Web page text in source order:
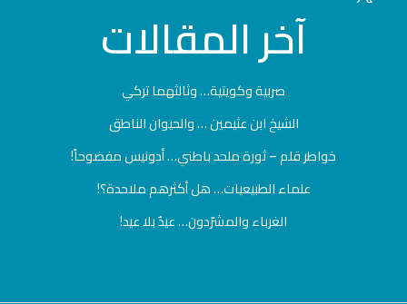
آخرالمقالات
صربية وكويتية… وثالثهما تركي
الشيخ ابن عثيمين … والحيوان الناطق
خواطر قلم – ثورة ملحد باطني… أدونيس مفضوحاً!
علماء الطبيعيات… هل أكثرهم ملاحدة؟!
الغرباء والمشرّدون… عيدٌ بلا عيد!